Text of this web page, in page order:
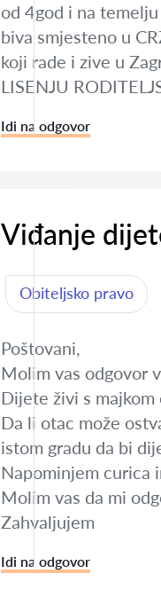
od 4god i na
biva smjesteno u
koji rade i zive u
LISENJU
Idi na odgovor
Viđanje
Obiteljsko pravo
Poštovani,
Molim vas odgovor
Dijete živi s
Da li otac može
istom gradu da bi
Napominjem curica
Molim vas da mi
Zahvaljujem
Idi na odgovor